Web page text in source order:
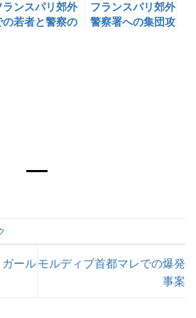
ランスパリ郊外
の若者と警察の
フランスパリ郊外
警察署への集団攻
ールモルディブ首都マレでの爆発
事案